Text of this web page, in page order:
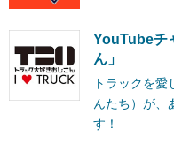
YouTubeチ
ん」
トラックを
んたち）が、
す！